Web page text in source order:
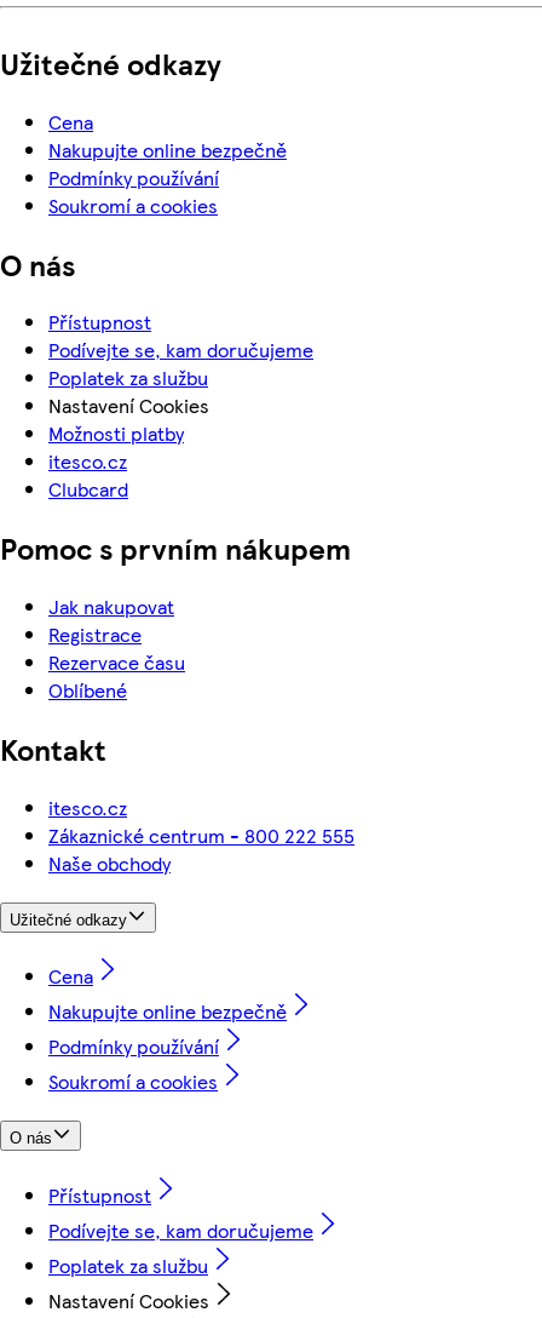
Užitečné odkazy
Cena
Nakupujte online bezpečně
Podmínky používání
Soukromí a cookies
O nás
Přístupnost
Podívejte se, kam doručujeme
Poplatek za službu
Nastavení Cookies
Možnosti platby
itesco.cz
Clubcard
Pomoc s prvním nákupem
Jak nakupovat
Registrace
Rezervace času
Oblíbené
Kontakt
itesco.cz
Zákaznické centrum - 800 222 555
Naše obchody
Užitečné odkazy
Cena
Nakupujte online bezpečně
Podmínky používání
Soukromí a cookies
O nás
Přístupnost
Podívejte se, kam doručujeme
Poplatek za službu
Nastavení Cookies